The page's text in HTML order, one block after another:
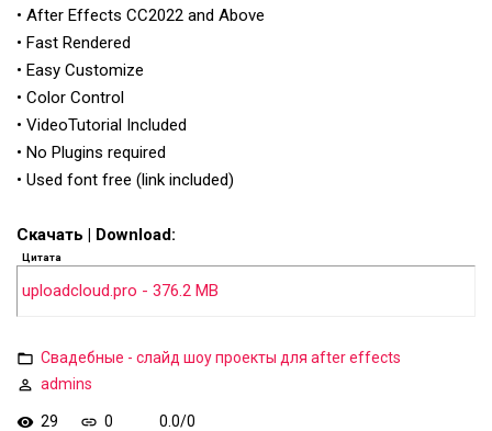
• After Effects CC2022 and Above
• Fast Rendered
• Easy Customize
• Color Control
• VideoTutorial Included
• No Plugins required
• Used font free (link included)
Скачать | Download:
Цитата
uploadcloud.pro - 376.2 MB
Свадебные - слайд шоу проекты для after effects
admins
29 0 0.0/0